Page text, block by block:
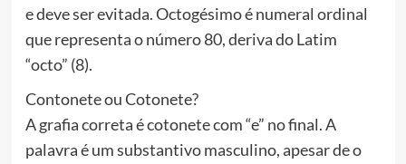
e deve ser evitada. Octogésimo é numeral ordinal
que representa o número 80, deriva do Latim
“octo” (8).
Contonete ou Cotonete?
A grafia correta é cotonete com “e” no final. A
palavra é um substantivo masculino, apesar de o